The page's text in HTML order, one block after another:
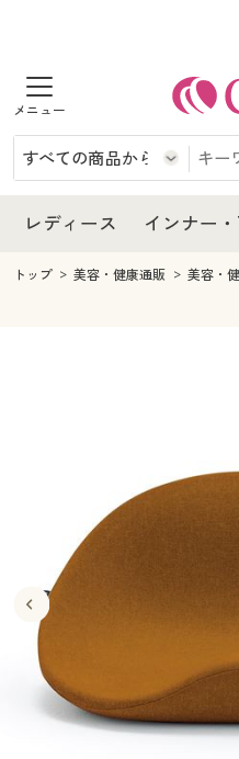
商品を探す
レディース
レディースファッション
インナー・下着
インナー・下着通販すべて
メンズ
キッチン・雑貨・日用品
家具・収納
寝具・ベッド
カーテン・ラグ・ファブリック
美容・健康通販すべて
美容・健康・サプリメント
制服・スクール
制服・スクールすべて
制服・学生服
ジュニア・ティーンズ下着
大きいサイズ
大きいサイズ通販すべて
大きいサイズ レディース服
バーゲン
バーゲンセール
詳細検索
レディース インナー
レディース
レディース通販すべて
レディースファッション
インナー・下着
インナー・下着通販すべて
メンズ
寝具・ベッド
カーテン・ラグ・ファブリック
美容・健康・サプリメント
制服・スクールすべて
制服・学生服
ジュニア・ティーンズ下着
大きいサイズ
大きいサイズ通販すべて
大きいサイズ レディース服
大きいサイズ レディース下着
バーゲン
バーゲンセール
シークレットセール
詳細検索
商品カテゴリ一覧
トップ 美容・健康通販 美容・